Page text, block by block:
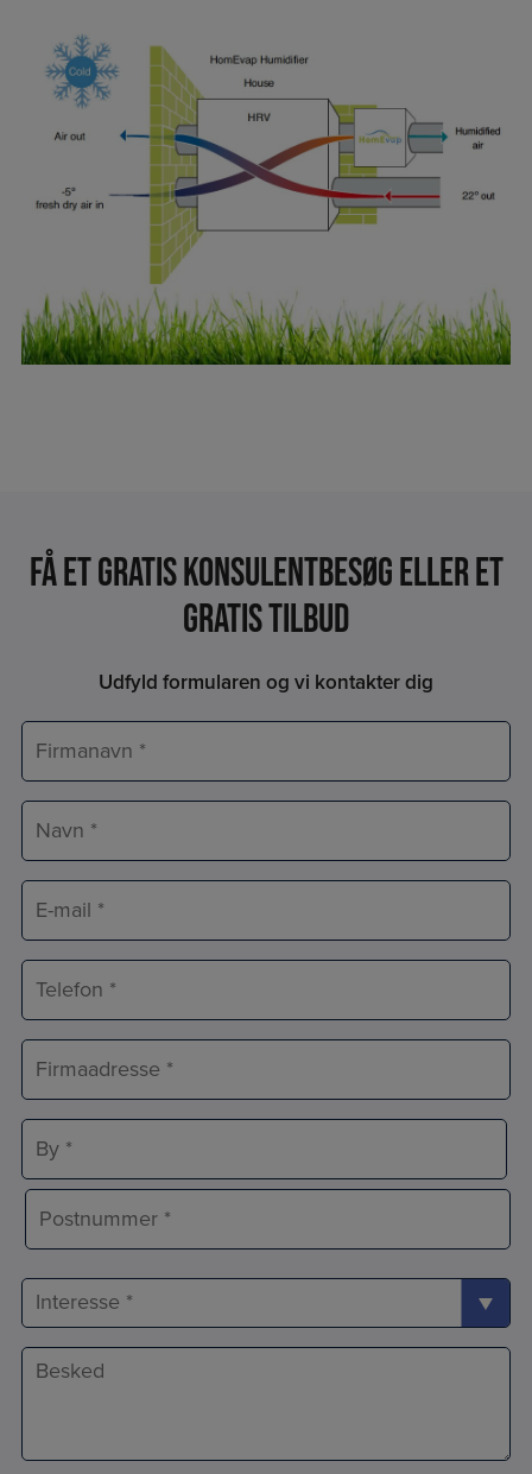
Få et Gratis konsulentbesøg eller et
gratis tilbud
Udfyld formularen og vi kontakter dig
Firmanavn
Navn
E-
mail
Telefon
Adresse
Adresselinje
By
Interesse
Besked